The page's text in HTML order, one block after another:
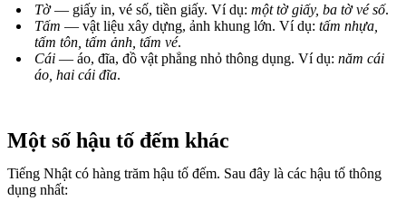
Tờ— giấy in, vé số, tiền giấy. Ví dụ: một tờ giấy, ba tờ vé số.
Tấm — vật liệu xây dựng, ảnh khung lớn. Ví dụ: tấm nhựa,
tấm tôn, tấm ảnh, tấm vé.
Cái — áo, đĩa, đồ vật phẳng nhỏ thông dụng. Ví dụ: năm cái
áo, hai cái đĩa.
Một số hậu tố đếm khác
Tiếng Nhật có hàng trăm hậu tố đếm. Sau đây là các hậu tố thông
dụng nhất: